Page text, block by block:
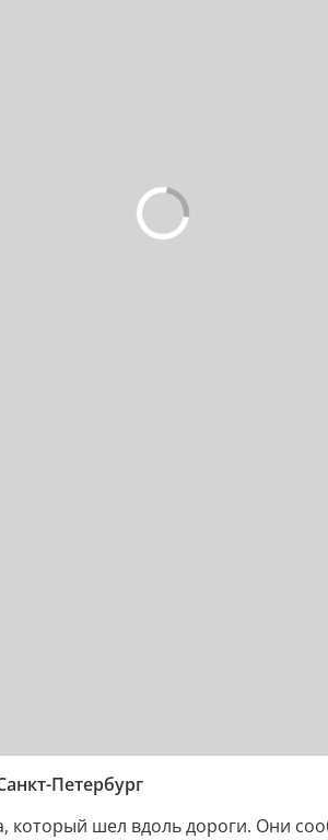
Петербург
который шел вдоль дороги. Они